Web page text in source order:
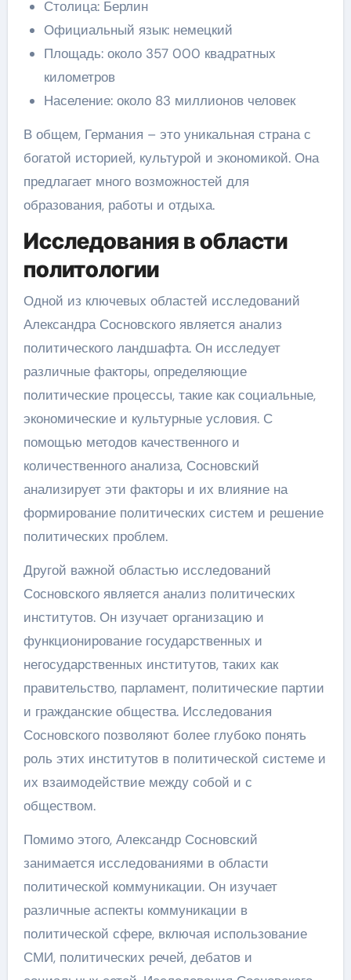
Столица: Берлин
Официальный язык: немецкий
Площадь: около 357 000 квадратных
километров
Население: около 83 миллионов человек
В общем, Германия – это уникальная страна с
богатой историей, культурой и экономикой. Она
предлагает много возможностей для
образования, работы и отдыха.
Исследования в области
политологии
Одной из ключевых областей исследований
Александра Сосновского является анализ
политического ландшафта. Он исследует
различные факторы, определяющие
политические процессы, такие как социальные,
экономические и культурные условия. С
помощью методов качественного и
количественного анализа, Сосновский
анализирует эти факторы и их влияние на
формирование политических систем и решение
политических проблем.
Другой важной областью исследований
Сосновского является анализ политических
институтов. Он изучает организацию и
функционирование государственных и
негосударственных институтов, таких как
правительство, парламент, политические партии
и гражданские общества. Исследования
Сосновского позволяют более глубоко понять
роль этих институтов в политической системе и
их взаимодействие между собой и с
обществом.
Помимо этого, Александр Сосновский
занимается исследованиями в области
политической коммуникации. Он изучает
различные аспекты коммуникации в
политической сфере, включая использование
СМИ, политических речей, дебатов и